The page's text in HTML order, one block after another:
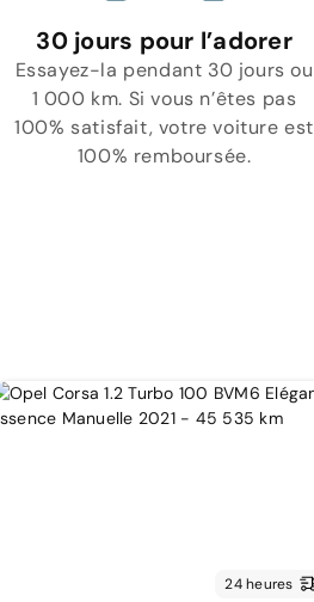
30 jours pour l’adorer
Essayez-la pendant 30 jours ou
1 000 km. Si vous n’êtes pas
100% satisfait, votre voiture est
100% remboursée.
24 heures